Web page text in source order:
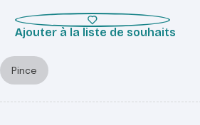
Ajouter à la liste de souhaits
Pince